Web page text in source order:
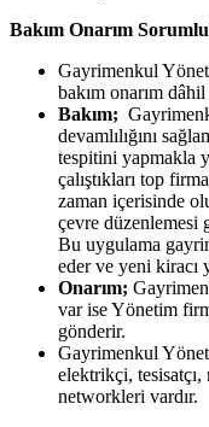
Bakım Onarım
Gayrimenkul
bakım onarım
Bakım;
devamlılığını
tespitini yapmakla
çalıştıkları top
zaman içerisinde
çevre
Bu uygulama
eder ve yeni kiracı
Onarım;
var ise Yönetim
gönderir.
Gayrimenkul
elektrikçi,
networkleri vardır.